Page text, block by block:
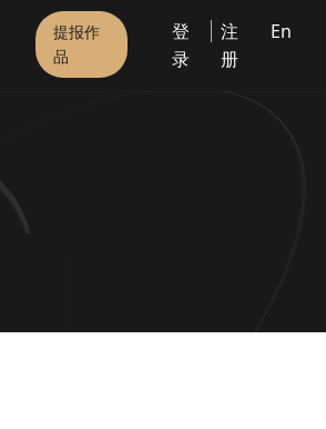
提报作
品
登
录
注
册
En